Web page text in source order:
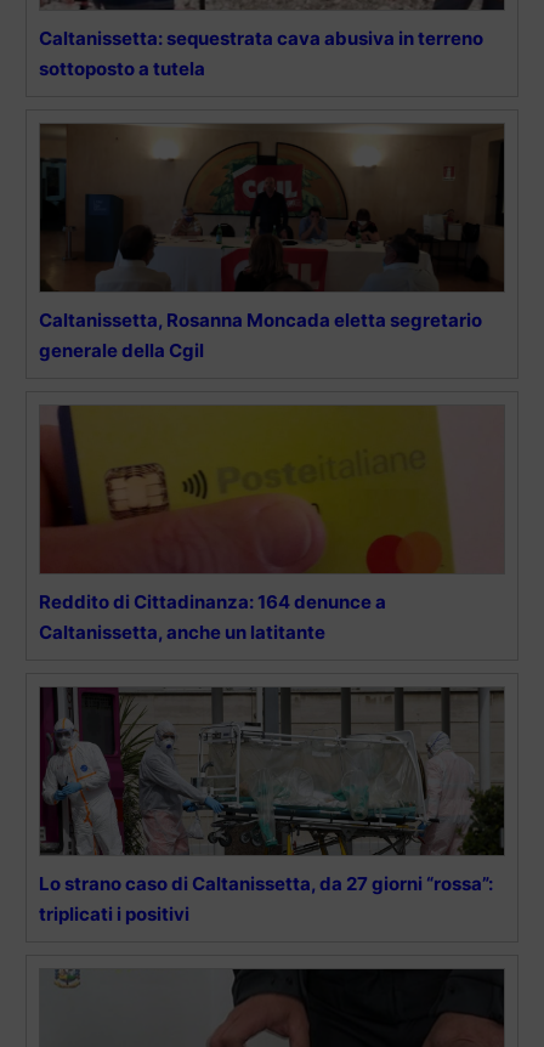
Caltanissetta: sequestrata cava abusiva in terreno
sottoposto a tutela
Caltanissetta, Rosanna Moncada eletta segretario
generale della Cgil
Reddito di Cittadinanza: 164 denunce a
Caltanissetta, anche un latitante
Lo strano caso di Caltanissetta, da 27 giorni “rossa”:
triplicati i positivi